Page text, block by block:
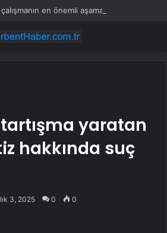
en önemli aşamasındayız
tartışma yaratan
hakkında suç
3, 2025 0 0